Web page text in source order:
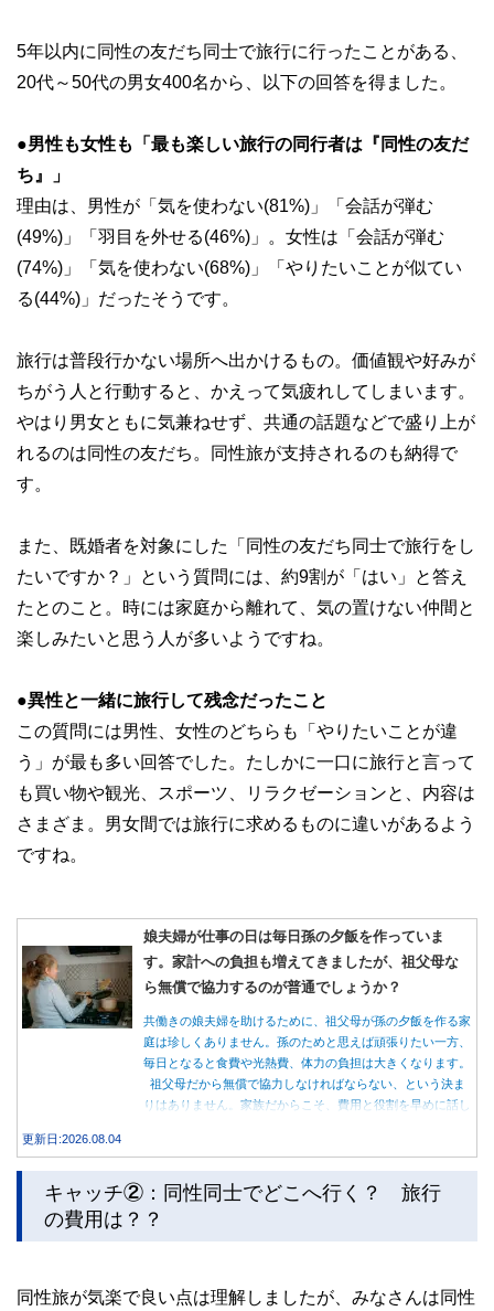
5年以内に同性の友だち同士で旅行に行ったことがある、
20代～50代の男女400名から、以下の回答を得ました。
●男性も女性も「最も楽しい旅行の同行者は『同性の友だ
ち』」
理由は、男性が「気を使わない(81%)」「会話が弾む
(49%)」「羽目を外せる(46%)」。女性は「会話が弾む
(74%)」「気を使わない(68%)」「やりたいことが似てい
る(44%)」だったそうです。
旅行は普段行かない場所へ出かけるもの。価値観や好みが
ちがう人と行動すると、かえって気疲れしてしまいます。
やはり男女ともに気兼ねせず、共通の話題などで盛り上が
れるのは同性の友だち。同性旅が支持されるのも納得で
す。
また、既婚者を対象にした「同性の友だち同士で旅行をし
たいですか？」という質問には、約9割が「はい」と答え
たとのこと。時には家庭から離れて、気の置けない仲間と
楽しみたいと思う人が多いようですね。
●異性と一緒に旅行して残念だったこと
この質問には男性、女性のどちらも「やりたいことが違
う」が最も多い回答でした。たしかに一口に旅行と言って
も買い物や観光、スポーツ、リラクゼーションと、内容は
さまざま。男女間では旅行に求めるものに違いがあるよう
ですね。
娘夫婦が仕事の日は毎日孫の夕飯を作っていま
す。家計への負担も増えてきましたが、祖父母な
ら無償で協力するのが普通でしょうか？
共働きの娘夫婦を助けるために、祖父母が孫の夕飯を作る家
庭は珍しくありません。孫のためと思えば頑張りたい一方、
毎日となると食費や光熱費、体力の負担は大きくなります。
祖父母だから無償で協力しなければならない、という決ま
りはありません。家族だからこそ、費用と役割を早めに話し
更新日:2026.08.04
キャッチ②：同性同士でどこへ行く？ 旅行
の費用は？？
同性旅が気楽で良い点は理解しましたが、みなさんは同性